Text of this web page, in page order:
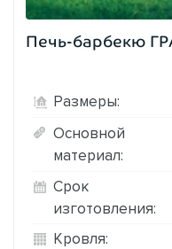
Печь-барбекю
Размеры:
Основной
материал:
Срок
изготовления:
Кровля: